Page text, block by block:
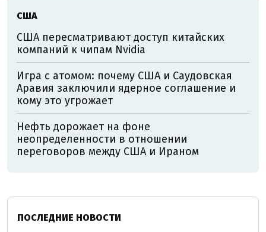
США
США пересматривают доступ китайских
компаний к чипам Nvidia
Игра с атомом: почему США и Саудовская
Аравия заключили ядерное соглашение и
кому это угрожает
Нефть дорожает на фоне
неопределенности в отношении
переговоров между США и Ираном
ПОСЛЕДНИЕ НОВОСТИ